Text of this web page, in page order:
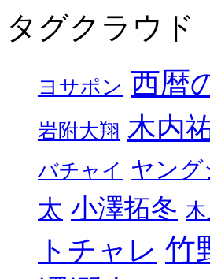
タグクラウド
ヨサポン 西暦
岩附大翔 木内
バチャイ ヤング
太 小澤拓冬
トチャレ 竹